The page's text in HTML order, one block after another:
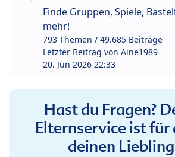
Finde Gruppen, Spiele,
mehr!
793 Themen / 49.685 Beiträge
Letzter Beitrag von Aine1989
20. Jun 2026 22:33
Hast du Fragen?
Elternservice ist für
deinen